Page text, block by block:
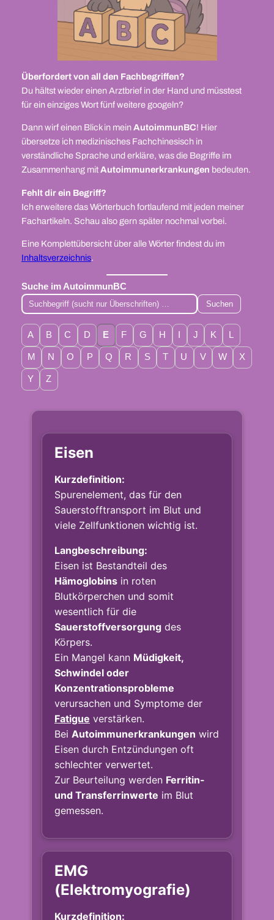
Überfordert von all den Fachbegriffen?
Du hältst wieder einen Arztbrief in der Hand und müsstest
für ein einziges Wort fünf weitere googeln?
Dann wirf einen Blick in meinAutoimmunBC! Hier
übersetze ich medizinisches Fachchinesisch in
verständliche Sprache und erkläre, was die Begriffe im
Zusammenhang mitAutoimmunerkrankungen bedeuten.
Fehlt dir ein Begriff?
Ich erweitere das Wörterbuch fortlaufend mit jeden meiner
Fachartikeln. Schau also gern später nochmal vorbei.
Eine Komplettübersicht über alle Wörter findest du im
Inhaltsverzeichnis.
Suche im AutoimmunBC
Suchen
A B C D E F G H J K
M N O P Q R S T U V W X
Y Z